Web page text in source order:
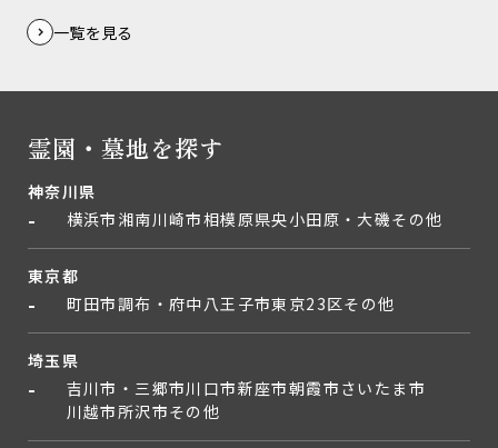
一覧を見る
霊園・墓地を探す
神奈川県
横浜市 湘南川崎市相模原県央小田原・大磯その他
東京都
町田市調布・府中 八王子市東京23区その他
埼玉県
吉川市・三郷市川口市新座市朝霞市 さいたま市
川越市 所沢市その他